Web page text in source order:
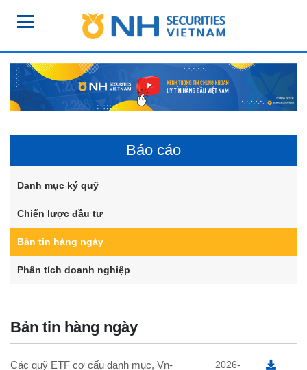
Báo cáo
Danh mục ký quỹ
Chiến lược đầu tư
Bản tin hàng ngày
Phân tích doanh nghiệp
Bản tin hàng ngày
Các quỹ ETF cơ cấu danh mục, Vn-
2026-